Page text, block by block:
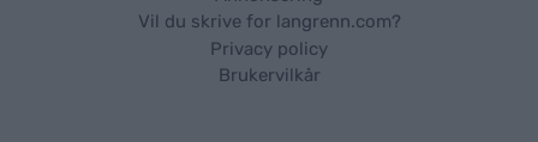
Vil du skrive for langrenn.com?
Privacy policy
Brukervilkår